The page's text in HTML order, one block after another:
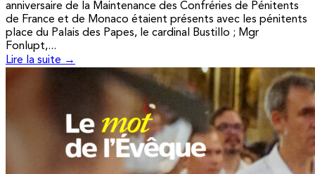
anniversaire de la Maintenance des Confréries de Pénitents
de France et de Monaco étaient présents avec les pénitents
place du Palais des Papes, le cardinal Bustillo ; Mgr
Fonlupt,...
Lire la suite →